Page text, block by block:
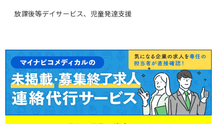
放課後等デイサービス、児童発達支援